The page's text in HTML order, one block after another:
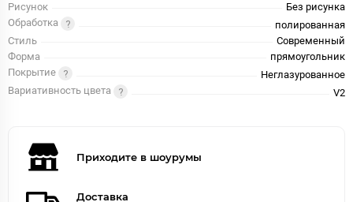
Рисунок
Без рисунка
Обработка
полированная
Стиль
Современный
Форма
прямоугольник
Покрытие
Неглазурованное
Вариативность цвета
V2
Приходите в шоурумы
Доставка